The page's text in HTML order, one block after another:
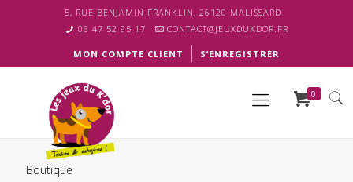
5, RUE BENJAMIN FRANKLIN, 26120 MALISSARD
06 47 52 95 17
CONTACT@JEUXDUKDOR.FR
MON COMPTE CLIENT S’ENREGISTRER
0
Boutique